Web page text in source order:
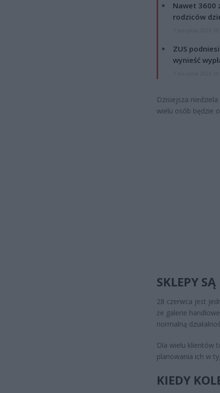
Nawet 3600
rodziców
ZUS
wynieść
Dzisiejsza
wielu osób będzie
SKLEPY
28 czerwca jest
że galerie
normalną
Dla wielu klientów
planowania ich w
KIEDY